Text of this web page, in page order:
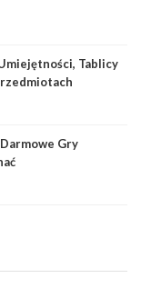
Tablicy
Gry